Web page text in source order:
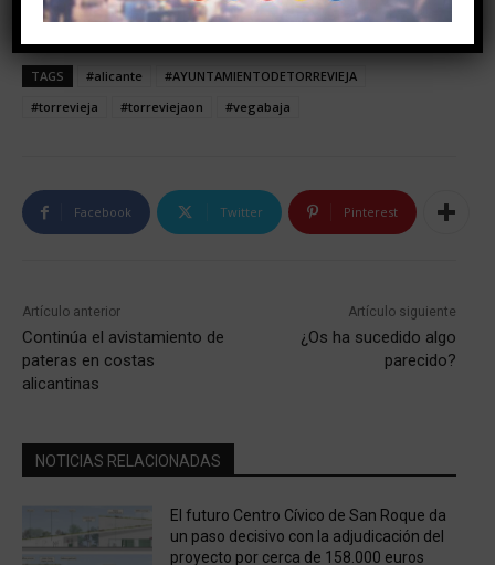
TAGS #alicante
#AYUNTAMIENTODETORREVIEJA
#torrevieja
#torreviejaon #vegabaja
Facebook Twitter Pinterest
Artículo anterior
Continúa el avistamiento de
pateras en costas
alicantinas
Artículo siguiente
¿Os ha sucedido algo
parecido?
NOTICIAS RELACIONADAS
El futuro Centro Cívico de San Roque da
un paso decisivo con la adjudicación del
proyecto por cerca de 158.000 euros